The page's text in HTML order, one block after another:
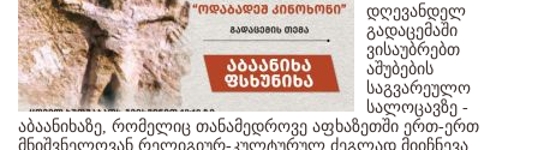
დღევანდელ
გადაცემაში
ვისაუბრებთ
აშუბების
საგვარეულო
სალოცავზე -
აბაანიხაზე, რომელიც თანამედროვე აფხაზეთში ერთ-ერთ
მნიშვნელოვან რელიგიურ-კულტურულ ძეგლად მიიჩნევა.